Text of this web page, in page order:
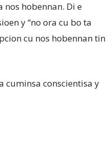
hobennan. Di e
y “no ora cu bo ta
cu nos hobennan tin
cuminsa conscientisa y